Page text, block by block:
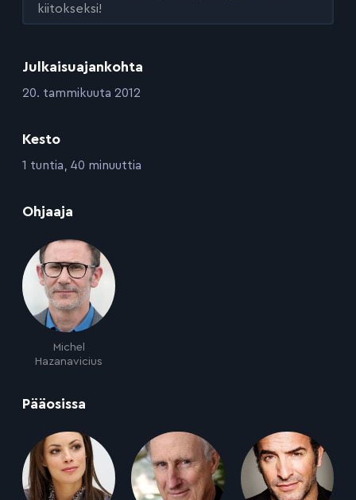
Julkaisuajankohta
:20. tammikuuta 2012
Kesto
:1 tuntia, 40 minuuttia
Ohjaaja
Michel
Hazanavicius
Pääosissa
kiitokseksi!